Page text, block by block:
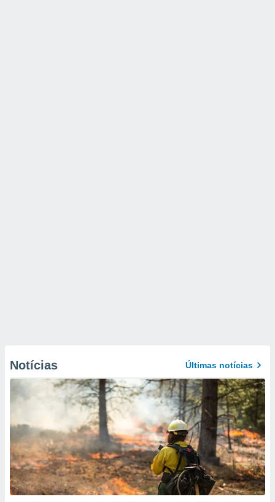
Notícias Últimas notícias